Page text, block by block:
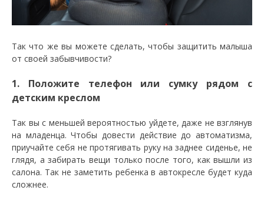
Так что же вы можете сделать, чтобы защитить малыша
от своей забывчивости?
1. Положите телефон или сумку рядом с
детским креслом
Так вы с меньшей вероятностью уйдете, даже не взглянув
на младенца. Чтобы довести действие до автоматизма,
приучайте себя не протягивать руку на заднее сиденье, не
глядя, а забирать вещи только после того, как вышли из
салона. Так не заметить ребенка в автокресле будет куда
сложнее.